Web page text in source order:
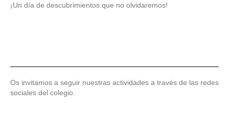
​¡Un día de descubrimientos que no olvidaremos!
Os invitamos a seguir nuestras actividades a través de las redes
sociales del colegio.